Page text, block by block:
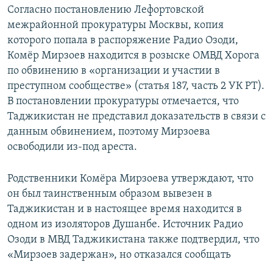
Согласно постановлению Лефортовской
межрайонной прокуратуры Москвы, копия
которого попала в распоряжение Радио Озоди,
Комёр Мирзоев находится в розыске ОМВД Хорога
по обвинению в «организации и участии в
преступном сообществе» (статья 187, часть 2 УК РТ).
В постановлении прокуратуры отмечается, что
Таджикистан не представил доказательств в связи с
данным обвинением, поэтому Мирзоева
освободили из-под ареста.
Родственники Комёра Мирзоева утверждают, что
он был таинственным образом вывезен в
Таджикистан и в настоящее время находится в
одном из изоляторов Душанбе. Источник Радио
Озоди в МВД Таджикистана также подтвердил, что
«Мирзоев задержан», но отказался сообщать